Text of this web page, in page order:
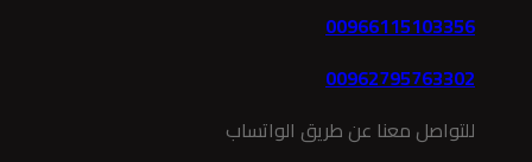
00966115103356
00962795763302
للتواصل معنا عن طريق الواتساب